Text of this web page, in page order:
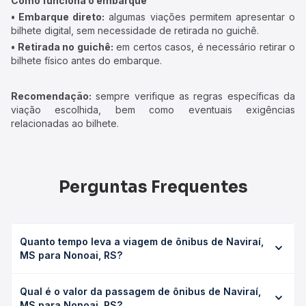
• Embarque direto: algumas viações permitem apresentar o
bilhete digital, sem necessidade de retirada no guichê.
• Retirada no guichê: em certos casos, é necessário retirar o
bilhete físico antes do embarque.
Recomendação: sempre verifique as regras específicas da
viação escolhida, bem como eventuais exigências
relacionadas ao bilhete.
Perguntas Frequentes
Quanto tempo leva a viagem de ônibus de Naviraí,
MS para Nonoai, RS?
em média 16h, podendo variar conforme a viação, o tipo
Qual é o valor da passagem de ônibus de Naviraí,